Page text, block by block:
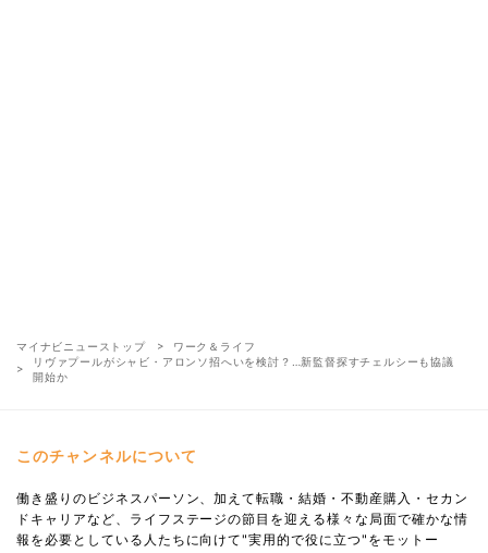
マイナビニューストップ
ワーク＆ライフ
リヴァプールがシャビ・アロンソ招へいを検討？…新監督探すチェルシーも協議
開始か
このチャンネルについて
働き盛りのビジネスパーソン、加えて転職・結婚・不動産購入・セカン
ドキャリアなど、ライフステージの節目を迎える様々な局面で確かな情
報を必要としている人たちに向けて"実用的で役に立つ"をモットー